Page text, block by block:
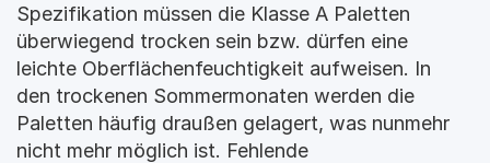
Spezifikation müssen die Klasse A Paletten
überwiegend trocken sein bzw. dürfen eine
leichte Oberflächenfeuchtigkeit aufweisen. In
den trockenen Sommermonaten werden die
Paletten häufig draußen gelagert, was nunmehr
nicht mehr möglich ist. Fehlende